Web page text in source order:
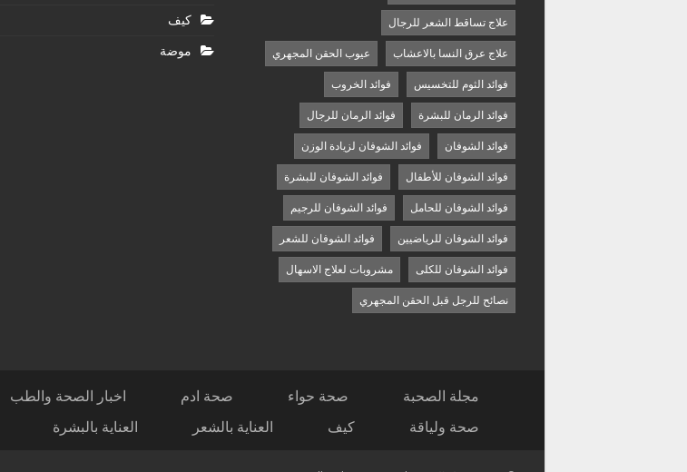
علاج تساقط الشعر للرجال
علاج عرق النسا بالاعشاب عيوب الحقن المجهري
فوائد الثوم للتخسيس فوائد الخروب
فوائد الرمان للبشرة فوائد الرمان للرجال
فوائد الشوفان فوائد الشوفان لزيادة الوزن
فوائد الشوفان للأطفال فوائد الشوفان للبشرة
فوائد الشوفان للحامل فوائد الشوفان للرجيم
فوائد الشوفان للرياضيين فوائد الشوفان للشعر
فوائد الشوفان للكلى مشروبات لعلاج الاسهال
نصائح للرجل قبل الحقن المجهري
كيف
موضة
مجلة الصحبة صحة حواء صحة ادم اخبار الصحة والطب
صحة ولياقة
كيف العناية بالشعر العناية بالبشرة